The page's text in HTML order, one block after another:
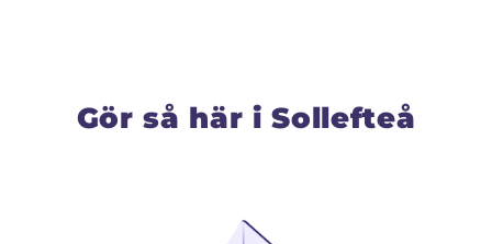
Gör så här i Sollefteå